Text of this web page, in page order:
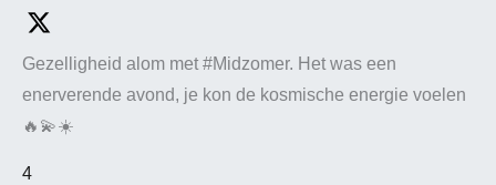
Gezelligheid alom met #Midzomer. Het was een
enerverende avond, je kon de kosmische energie voelen
🔥💫☀️
4